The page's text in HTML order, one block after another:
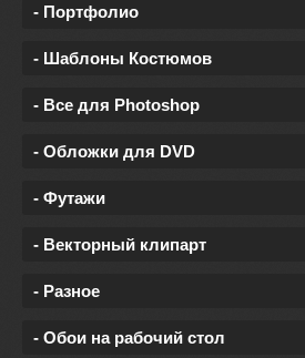
- Портфолио
- Шаблоны Костюмов
- Все для Photoshop
- Обложки для DVD
- Футажи
- Векторный клипарт
- Разное
- Обои на рабочий стол